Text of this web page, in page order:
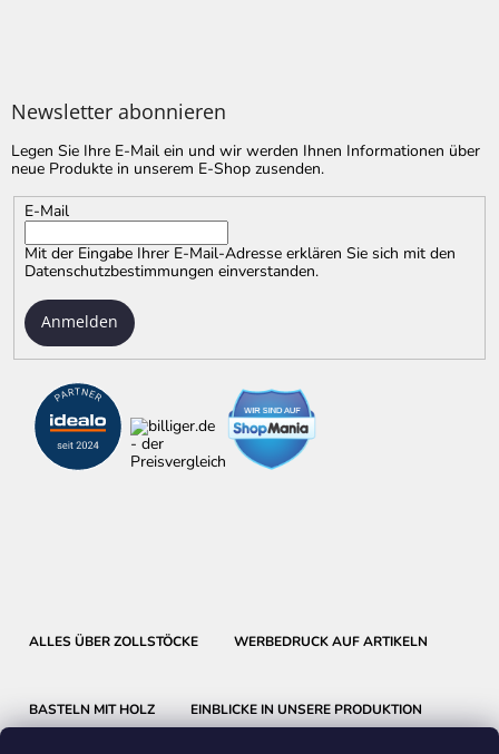
Newsletter abonnieren
Legen Sie Ihre E-Mail ein und wir werden Ihnen Informationen über
neue Produkte in unserem E-Shop zusenden.
E-Mail
Mit der Eingabe Ihrer E-Mail-Adresse erklären Sie sich mit den
Datenschutzbestimmungen einverstanden.
Anmelden
ALLES ÜBER ZOLLSTÖCKE WERBEDRUCK AUF ARTIKELN
BASTELN MIT HOLZ EINBLICKE IN UNSERE PRODUKTION